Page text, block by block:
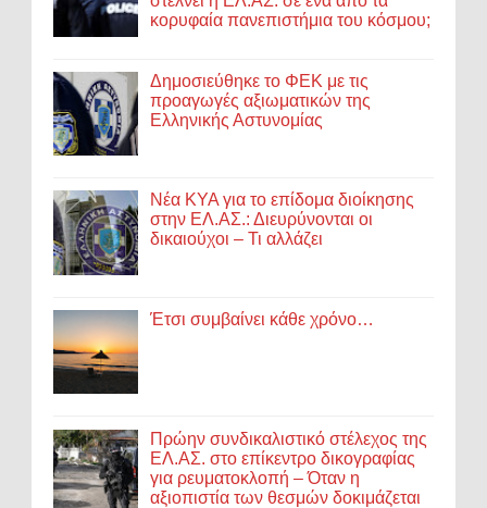
κορυφαία πανεπιστήμια του κόσμου;
Δημοσιεύθηκε το ΦΕΚ με τις
προαγωγές αξιωματικών της
Ελληνικής Αστυνομίας
Νέα ΚΥΑ για το επίδομα διοίκησης
στην ΕΛ.ΑΣ.: Διευρύνονται οι
δικαιούχοι – Τι αλλάζει
Έτσι συμβαίνει κάθε χρόνο…
Πρώην συνδικαλιστικό στέλεχος της
ΕΛ.ΑΣ. στο επίκεντρο δικογραφίας
για ρευματοκλοπή – Όταν η
αξιοπιστία των θεσμών δοκιμάζεται